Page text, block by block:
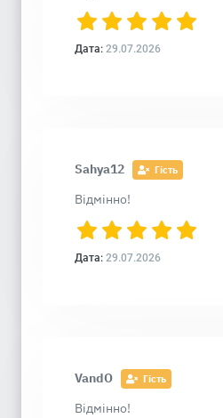
Дата: 29.07.2026
Sahya12 Гість
Відмінно!
Дата: 29.07.2026
VandO Гість
Відмінно!